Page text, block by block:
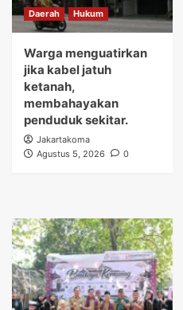
Daerah Hukum
Warga menguatirkan
jika kabel jatuh
ketanah,
membahayakan
penduduk sekitar.
Jakartakoma
Agustus 5, 2026
0